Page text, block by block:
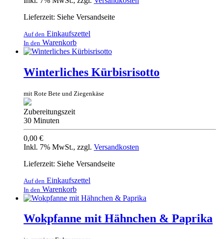
Lieferzeit: Siehe Versandseite
Auf den Einkaufszettel
In den Warenkorb
Winterliches Kürbisrisotto
mit Rote Bete und Ziegenkäse
Zubereitungszeit
30 Minuten
0,00 €
Inkl. 7% MwSt., zzgl. Versandkosten
Lieferzeit: Siehe Versandseite
Auf den Einkaufszettel
In den Warenkorb
Wokpfanne mit Hähnchen & Paprika